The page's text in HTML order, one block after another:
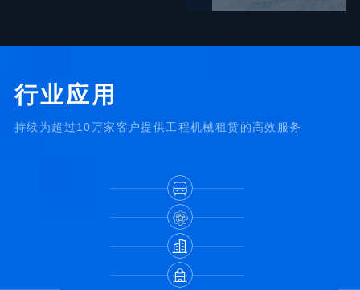
行业应用
持续为超过10万家客户提供工程机械租赁的高效服务